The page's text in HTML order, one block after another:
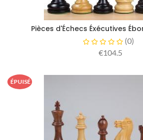
Pièces d'Échecs Éxécutives
(0)
€104.5
ÉPUISÉ